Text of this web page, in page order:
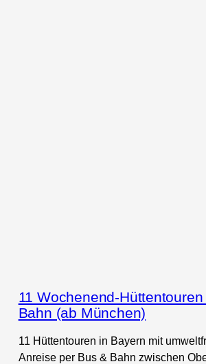
11 Wochenend-
Bahn (ab München)
11 Hüttentouren in Bayern mit
Anreise per Bus & Bahn zwischen